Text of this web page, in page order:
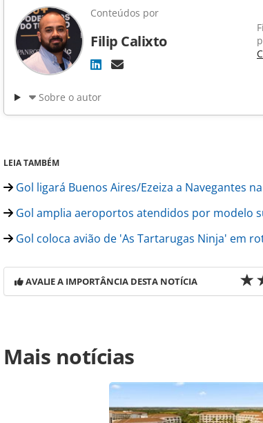
Conteúdos por
Filip Calixto
Sobre o autor
LEIA TAMBÉM
Gol ligará Buenos Aires/Ezeiza a Navegantes
Gol amplia aeroportos atendidos por modelo
Gol coloca avião de 'As Tartarugas Ninja' em
AVALIE A IMPORTÂNCIA DESTA NOTÍCIA
https://www.panrotas.com.br/aviacao/empresas/
dumont-com-aeronave-
página. Todo o conteúdo produzido pela
brasileira sobre direito autoral. Não reproduza o
PANROTAS Editora (copyright@panrotas.com.br).
Mais notícias